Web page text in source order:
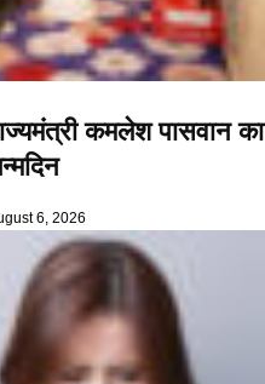
कमलेश पासवान का
6, 2026